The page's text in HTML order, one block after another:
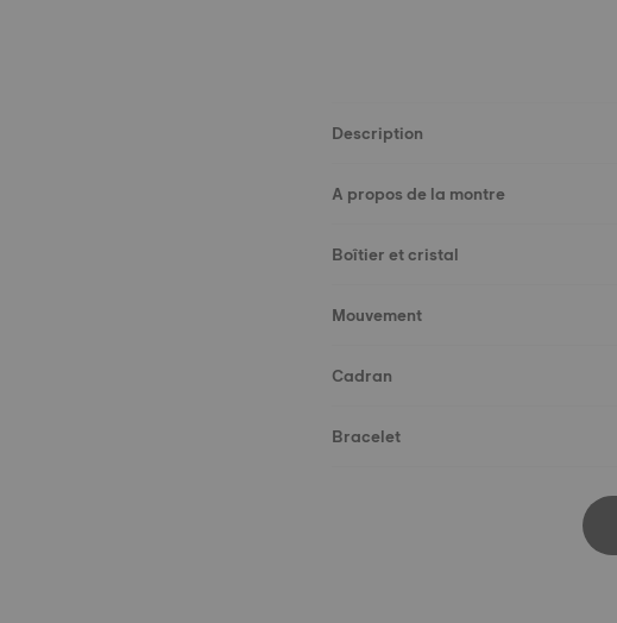
Description
A propos de la montre
Boîtier et cristal
Mouvement
Cadran
Bracelet